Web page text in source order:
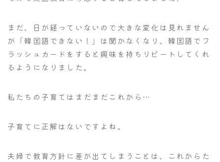
まだ、日が経っていないので大きな変化は見れません
が「韓国語できない！」は聞かなくなり、韓国語でフ
ラッシュカードをすると興味を持ちリピートしてくれ
るようになりました。
私たちの子育てはまだまだこれから…
子育てに正解はないですよね。
夫婦で教育方針に差が出てしまうことは、これからた